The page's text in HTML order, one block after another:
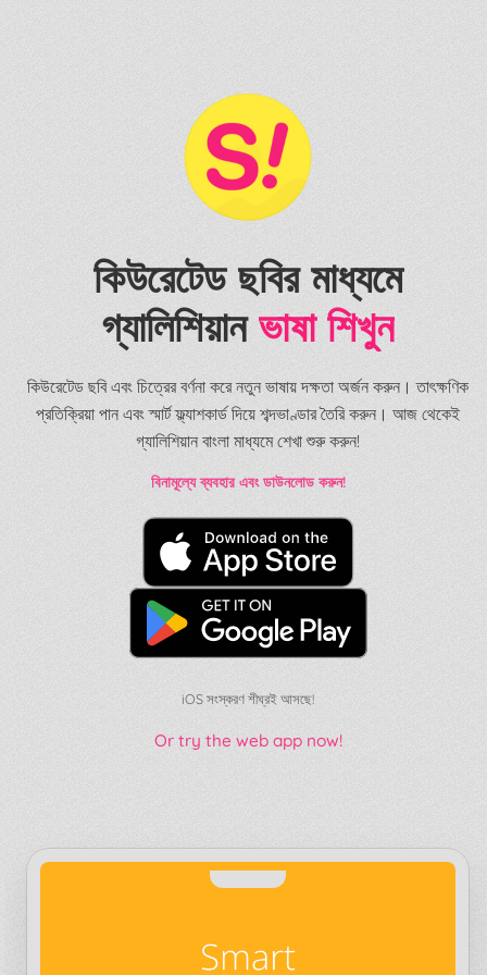
কিউরেটেড ছবির মাধ্যমে
গ্যালিশিয়ানভাষা শিখুন
কিউরেটেড ছবি এবং চিত্রের বর্ণনা করে নতুন ভাষায় দক্ষতা অর্জন করুন। তাৎক্ষণিক
প্রতিক্রিয়া পান এবং স্মার্ট ফ্ল্যাশকার্ড দিয়ে শব্দভাণ্ডার তৈরি করুন। আজ থেকেই
গ্যালিশিয়ান বাংলা মাধ্যমে শেখা শুরু করুন!
বিনামূল্যে ব্যবহার এবং ডাউনলোড করুন!
iOS সংস্করণ শীঘ্রই আসছে!
Or try the web app now!